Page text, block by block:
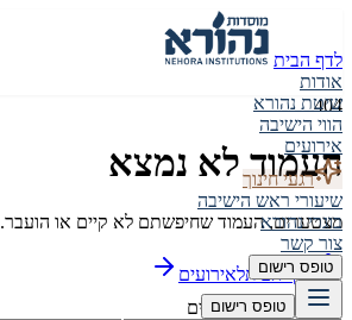
לדף הבית
אודות
שיטת נהורא
הווי הישיבה
אירועים
רגעי חינוך
שיעורי ראש הישיבה
בוגרי נהורא
צור קשר
טופס רישום
טופס רישום
404
העמוד לא נמצא
מצטערים, העמוד שחיפשתם לא קיים או הועבר.
לדף הביתלאירועים
הישארו מעודכנים